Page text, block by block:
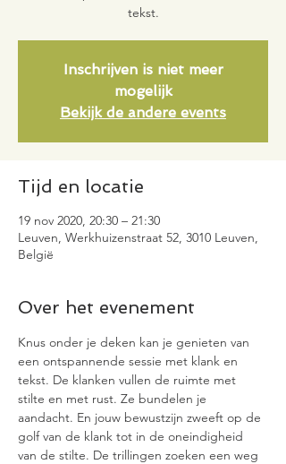
tekst.
Inschrijven is niet meer
mogelijk
Bekijk de andere events
Tijd en locatie
19 nov 2020, 20:30 – 21:30
Leuven, Werkhuizenstraat 52, 3010 Leuven,
België
Over het evenement
Knus onder je deken kan je genieten van
een ontspannende sessie met klank en
tekst. De klanken vullen de ruimte met
stilte en met rust. Ze bundelen je
aandacht. En jouw bewustzijn zweeft op de
golf van de klank tot in de oneindigheid
van de stilte. De trillingen zoeken een weg